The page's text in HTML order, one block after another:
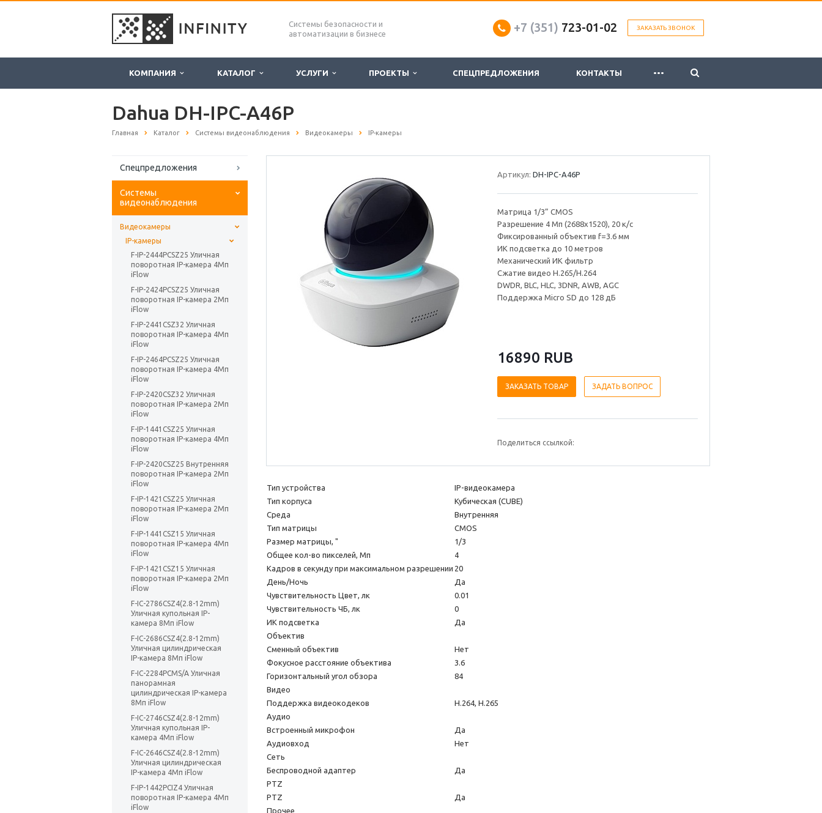
Системы безопасности и
автоматизации в бизнесе
ЗАКАЗАТЬ ЗВОНОК
+7 (351) 723-01-02
КОМПАНИЯ КАТАЛОГ УСЛУГИ ПРОЕКТЫ СПЕЦПРЕДЛОЖЕНИЯ КОНТАКТЫ ...
Dahua DH-IPC-A46P
Главная Каталог Системы видеонаблюдения Видеокамеры IP-камеры
Спецпредложения
Системы
видеонаблюдения
Видеокамеры
IP-камеры
F-IP-2444PCSZ25 Уличная
поворотная IP-камера 4Мп
iFlow
F-IP-2424PCSZ25 Уличная
поворотная IP-камера 2Мп
iFlow
F-IP-2441CSZ32 Уличная
поворотная IP-камера 4Мп
iFlow
F-IP-2464PCSZ25 Уличная
поворотная IP-камера 4Мп
iFlow
F-IP-2420CSZ32 Уличная
поворотная IP-камера 2Мп
iFlow
F-IP-1441CSZ25 Уличная
поворотная IP-камера 4Мп
iFlow
F-IP-2420CSZ25 Внутренняя
поворотная IP-камера 2Мп
iFlow
F-IP-1421CSZ25 Уличная
поворотная IP-камера 2Мп
iFlow
F-IP-1441CSZ15 Уличная
поворотная IP-камера 4Мп
iFlow
F-IP-1421CSZ15 Уличная
поворотная IP-камера 2Мп
iFlow
F-IC-2786CSZ4(2.8-12mm)
Уличная купольная IP-
камера 8Мп iFlow
F-IC-2686CSZ4(2.8-12mm)
Уличная цилиндрическая
IP-камера 8Мп iFlow
F-IC-2284PCMS/A Уличная
панорамная
цилиндрическая IP-камера
8Мп iFlow
F-IC-2746CSZ4(2.8-12mm)
Уличная купольная IP-
камера 4Мп iFlow
F-IC-2646CSZ4(2.8-12mm)
Уличная цилиндрическая
IP-камера 4Мп iFlow
F-IP-1442PCIZ4 Уличная
поворотная IP-камера 4Мп
iFlow
Артикул: DH-IPC-A46P
Матрица 1/3” CMOS
Разрешение 4 Мп (2688х1520), 20 к/с
Фиксированный объектив f=3.6 мм
ИК подсветка до 10 метров
Механический ИК фильтр
Сжатие видео H.265/H.264
DWDR, BLC, HLC, 3DNR, AWB, AGC
Поддержка Micro SD до 128 дБ
16890 RUB
ЗАКАЗАТЬ ТОВАР ЗАДАТЬ ВОПРОС
Поделиться ссылкой:
Тип устройства
IP-видеокамера
Тип корпуса
Кубическая (CUBE)
Среда
Внутренняя
Тип матрицы
CMOS
Размер матрицы, "
1/3
Общее кол-во пикселей, Мп
4
Кадров в секунду при максимальном разрешении 20
День/Ночь
Да
Чувствительность Цвет, лк
0.01
Чувствительность ЧБ, лк
0
ИК подсветка
Да
Объектив
Сменный объектив
Нет
Фокусное расстояние объектива
3.6
Горизонтальный угол обзора
84
Видео
Поддержка видеокодеков
H.264, H.265
Аудио
Встроенный микрофон
Да
Аудиовход
Нет
Сеть
Беспроводной адаптер
Да
PTZ
PTZ
Да
Прочее